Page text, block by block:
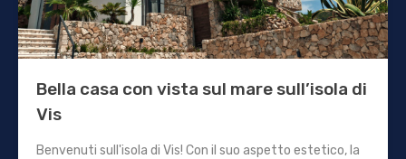
Bella casa con vista sul mare sull’isola di
Vis
Benvenuti sull'isola di Vis! Con il suo aspetto estetico, la